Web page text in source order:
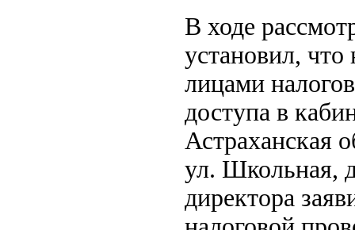
В ходе
установил,
лицами
доступа в
Астраханская
ул. Школьная,
директора